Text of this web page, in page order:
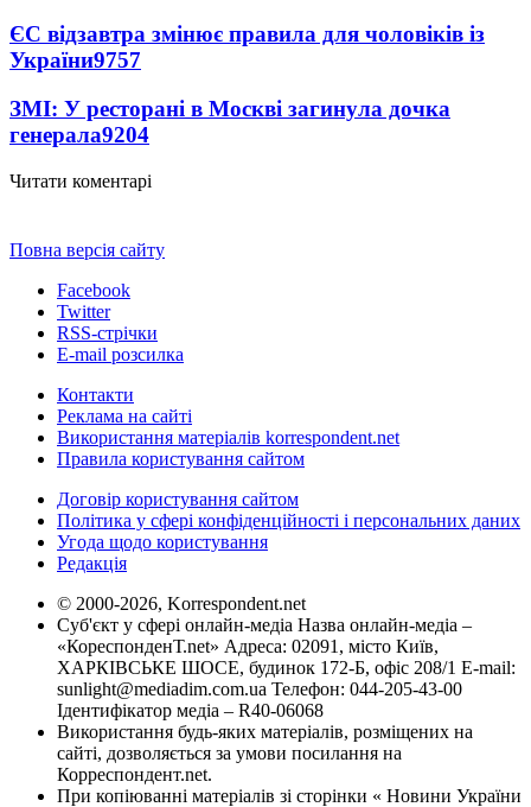
ЄС відзавтра змінює правила для чоловіків із
України9757
ЗМІ: У ресторані в Москві загинула дочка
генерала9204
Читати коментарі
Повна версія сайту
Facebook
Twitter
RSS-стрічки
E-mail розсилка
Контакти
Реклама на сайті
Використання матеріалів korrespondent.net
Правила користування сайтом
Договір користування сайтом
Політика у сфері конфіденційності і персональних даних
Угода щодо користування
Редакція
© 2000-2026, Korrespondent.net
Суб'єкт у сфері онлайн-медіа Назва онлайн-медіа –
«КореспонденТ.net» Адреса: 02091, місто Київ,
ХАРКІВСЬКЕ ШОСЕ, будинок 172-Б, офіс 208/1 E-mail:
sunlight@mediadim.com.ua Телефон: 044-205-43-00
Ідентифікатор медіа – R40-06068
Використання будь-яких матеріалів, розміщених на
сайті, дозволяється за умови посилання на
Корреспондент.net.
При копіюванні матеріалів зі сторінки « Новини України